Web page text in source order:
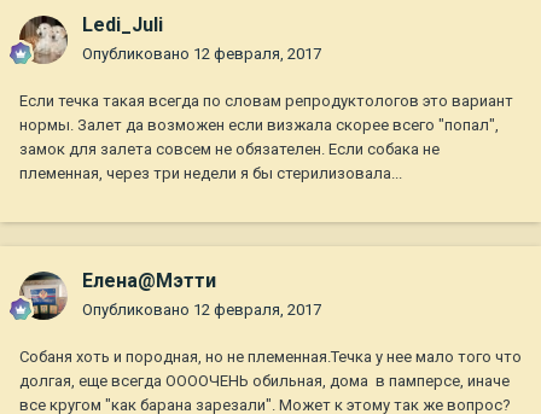
Ledi_Juli
Опубликовано 12 февраля, 2017
Если течка такая всегда по словам репродуктологов это вариант
нормы. Залет да возможен если визжала скорее всего "попал",
замок для залета совсем не обязателен. Если собака не
племенная, через три недели я бы стерилизовала...
Елена@Мэтти
Опубликовано 12 февраля, 2017
Собаня хоть и породная, но не племенная.Течка у нее мало того что
долгая, еще всегда ООООЧЕНЬ обильная, дома в памперсе, иначе
все кругом "как барана зарезали". Может к этому так же вопрос?